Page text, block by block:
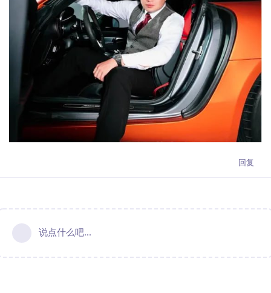
回复
说点什么吧...